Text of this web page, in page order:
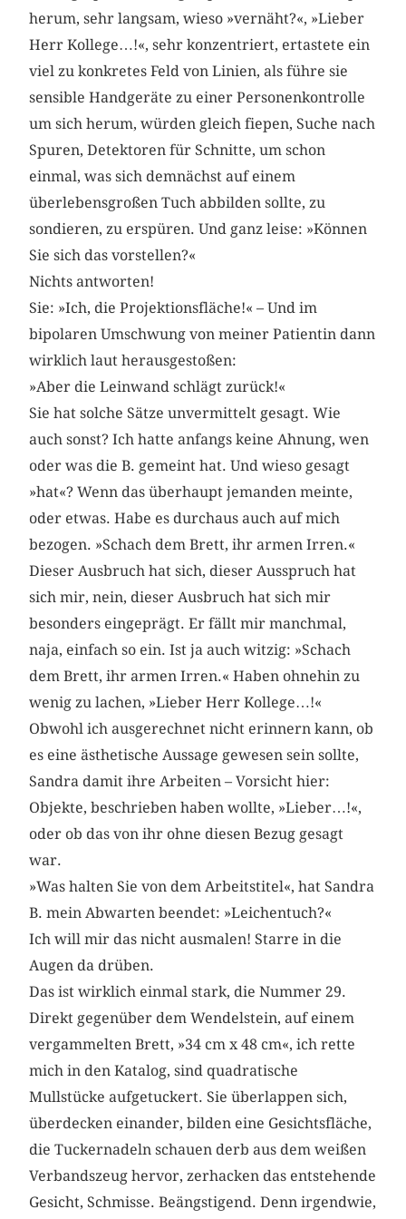
herum, sehr langsam, wieso »vernäht?«, »Lieber
Herr Kollege…!«, sehr konzentriert, ertastete ein
viel zu konkretes Feld von Linien, als führe sie
sensible Handgeräte zu einer Personenkontrolle
um sich herum, würden gleich fiepen, Suche nach
Spuren, Detektoren für Schnitte, um schon
einmal, was sich demnächst auf einem
überlebensgroßen Tuch abbilden sollte, zu
sondieren, zu erspüren. Und ganz leise: »Können
Sie sich das vorstellen?«
Nichts antworten!
Sie: »Ich, die Projektionsfläche!« – Und im
bipolaren Umschwung von meiner Patientin dann
wirklich laut herausgestoßen:
»Aber die Leinwand schlägt zurück!«
Sie hat solche Sätze unvermittelt gesagt. Wie
auch sonst? Ich hatte anfangs keine Ahnung, wen
oder was die B. gemeint hat. Und wieso gesagt
»hat«? Wenn das überhaupt jemanden meinte,
oder etwas. Habe es durchaus auch auf mich
bezogen. »Schach dem Brett, ihr armen Irren.«
Dieser Ausbruch hat sich, dieser Ausspruch hat
sich mir, nein, dieser Ausbruch hat sich mir
besonders eingeprägt. Er fällt mir manchmal,
naja, einfach so ein. Ist ja auch witzig: »Schach
dem Brett, ihr armen Irren.« Haben ohnehin zu
wenig zu lachen, »Lieber Herr Kollege…!«
Obwohl ich ausgerechnet nicht erinnern kann, ob
es eine ästhetische Aussage gewesen sein sollte,
Sandra damit ihre Arbeiten – Vorsicht hier:
Objekte, beschrieben haben wollte, »Lieber…!«,
oder ob das von ihr ohne diesen Bezug gesagt
war.
»Was halten Sie von dem Arbeitstitel«, hat Sandra
B. mein Abwarten beendet: »Leichentuch?«
Ich will mir das nicht ausmalen! Starre in die
Augen da drüben.
Das ist wirklich einmal stark, die Nummer 29.
Direkt gegenüber dem Wendelstein, auf einem
vergammelten Brett, »34 cm x 48 cm«, ich rette
mich in den Katalog, sind quadratische
Mullstücke aufgetuckert. Sie überlappen sich,
überdecken einander, bilden eine Gesichtsfläche,
die Tuckernadeln schauen derb aus dem weißen
Verbandszeug hervor, zerhacken das entstehende
Gesicht, Schmisse. Beängstigend. Denn irgendwie,